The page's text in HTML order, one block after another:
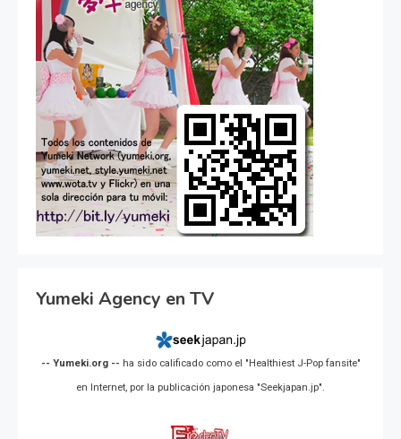
Yumeki Agency en TV
-- Yumeki.org -- ha sido calificado como el "Healthiest J-Pop fansite"
en Internet, por la publicación japonesa "Seekjapan.jp".